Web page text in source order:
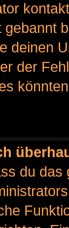
deinen
der
du